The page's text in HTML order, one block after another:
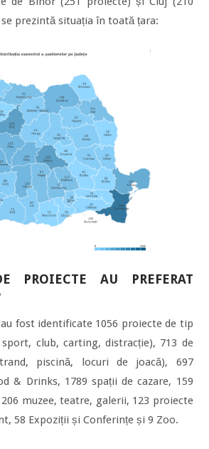
prezintă situația în toată țara:
PROIECTE AU PREFERAT
fost identificate 1056 proiecte de tip
club, carting, distracție), 713 de
piscină, locuri de joacă), 697
& Drinks, 1789 spații de cazare, 159
muzee, teatre, galerii, 123 proiecte
58 Expoziții și Conferințe și 9 Zoo.